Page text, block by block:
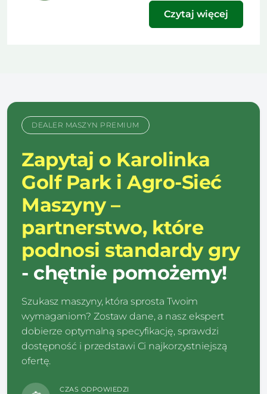
Czytaj więcej
DEALER MASZYN PREMIUM
Zapytaj o Karolinka
Golf Park i Agro-Sieć
Maszyny –
partnerstwo, które
podnosi standardy gry
- chętnie pomożemy!
Szukasz maszyny, która sprosta Twoim
wymaganiom? Zostaw dane, a nasz ekspert
dobierze optymalną specyfikację, sprawdzi
dostępność i przedstawi Ci najkorzystniejszą
ofertę.
CZAS ODPOWIEDZI